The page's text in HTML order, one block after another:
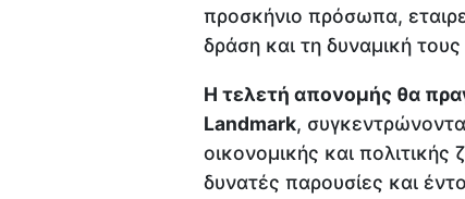
προσκήνιο πρόσωπα,
δράση και τη δυναμική
Η τελετή απονομής θα
Landmark,
οικονομικής και
δυνατές παρουσίες και